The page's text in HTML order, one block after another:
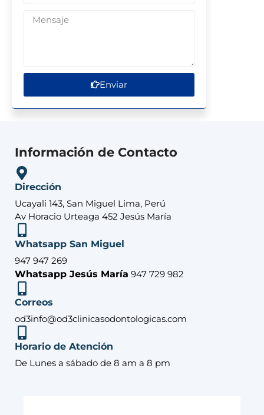
Enviar
Información de Contacto
Dirección
Ucayali 143, San Miguel Lima, Perú
Av Horacio Urteaga 452 Jesús María
Whatsapp San Miguel
947 947 269
Whatsapp Jesús María 947 729 982
Correos
od3info@od3clinicasodontologicas.com
Horario de Atención
De Lunes a sábado de 8 am a 8 pm